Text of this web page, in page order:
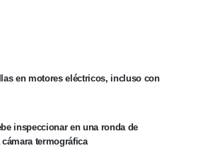
en motores eléctricos, incluso con
inspeccionar en una ronda de
termográfica